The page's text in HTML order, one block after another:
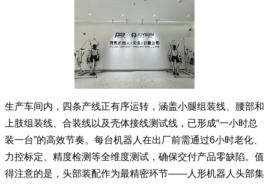
生产车间内，四条产线正有序运转，涵盖小腿组装线、腰部和
上肢组装线、合装线以及壳体接线测试线，已形成“一小时总
装一台”的高效节奏。每台机器人在出厂前需通过6小时老化、
力控标定、精度检测等全维度测试，确保交付产品零缺陷。值
得注意的是，头部装配作为最精密环节——人形机器人头部集